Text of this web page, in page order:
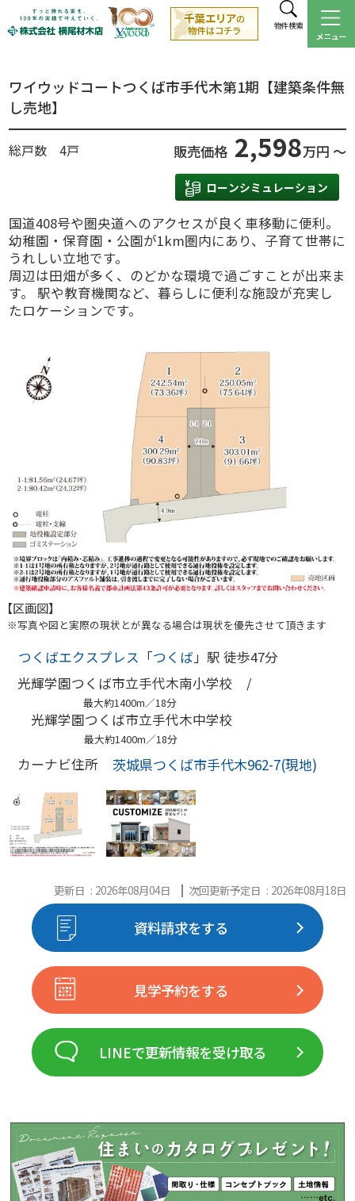
物件検索
ワイウッドコートつくば市手代木第1期【建築条件無
し売地】
総戸数 4戸 販売価格 2,598万円 ～
ローンシミュレーション
国道408号や圏央道へのアクセスが良く車移動に便利。
幼稚園・保育園・公園が1km圏内にあり、子育て世帯に
うれしい立地です。
周辺は田畑が多く、のどかな環境で過ごすことが出来ま
す。 駅や教育機関など、暮らしに便利な施設が充実し
たロケーションです。
【区画図】
※写真や図と実際の現状とが異なる場合は現状を優先させて頂きます
つくばエクスプレス 「つくば」駅 徒歩47分
光輝学園つくば市立手代木南小学校 /
最大約1400m／18分
光輝学園つくば市立手代木中学校
最大約1400m／18分
カーナビ住所 茨城県つくば市手代木962-7(現地)
更新日 : 2026年08月04日 次回更新予定日 : 2026年08月18日
資料請求をする
見学予約をする
LINEで更新情報を受け取る